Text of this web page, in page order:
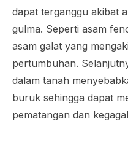
dapat terganggu akibat
gulma. Seperti asam
asam galat yang
pertumbuhan.
dalam tanah
buruk sehingga dapat
pematangan dan